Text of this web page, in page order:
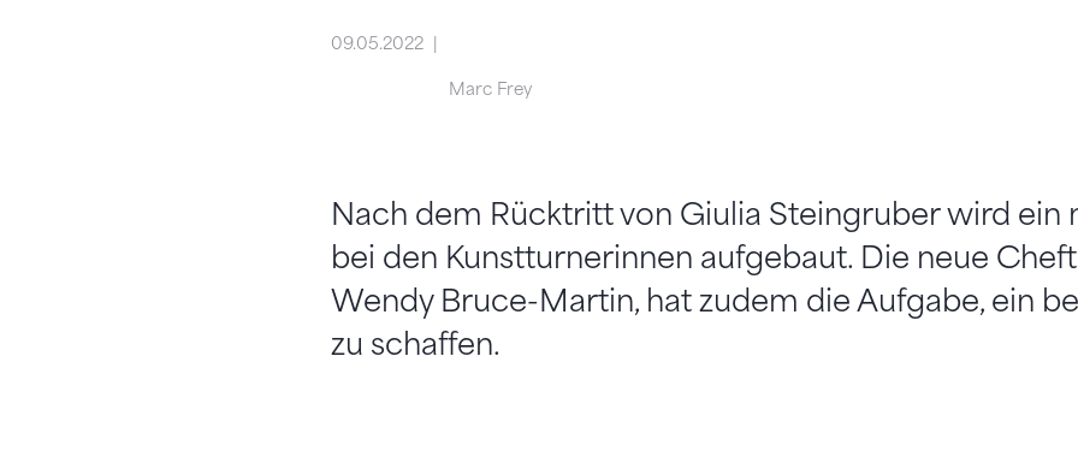
09.05.2022
Marc Frey
Nach dem Rücktritt von Giulia Steingruber wird ein
bei den Kunstturnerinnen aufgebaut. Die neue
Wendy Bruce-Martin, hat zudem die Aufgabe, ein
zu schaffen.